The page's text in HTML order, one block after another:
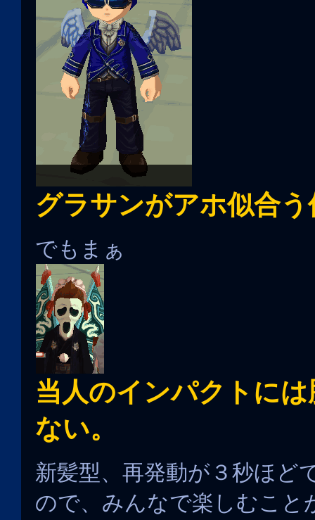
グラサンがアホ似合う
でもまぁ
当人のインパクトに
ない。
新髪型、再発動が３秒ほど
ので、みんなで楽しむこと